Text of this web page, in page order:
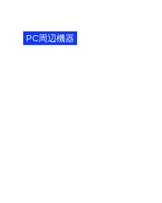
PC周辺機器